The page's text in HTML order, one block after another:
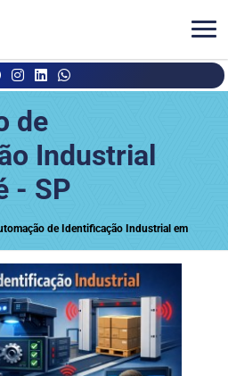
de
Industrial
- SP
de Identificação Industrial em